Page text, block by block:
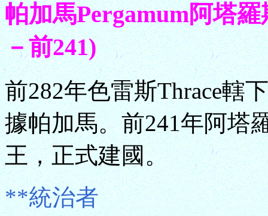
帕加馬Pergamum阿塔
－前241)
前282年色雷斯Thrace轄
據帕加馬。前241年阿塔
王，正式建國。
**統治者